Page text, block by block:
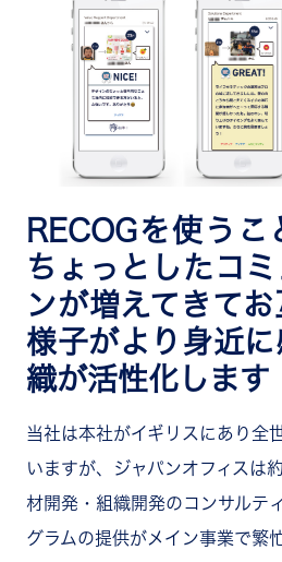
RECOGを使うこ
ちょっとしたコ
ンが増えてきて
様子がより身近
織が活性化します
当社は本社がイギリスにあり全
いますが、ジャパンオフィスは
材開発・組織開発のコンサルテ
グラムの提供がメイン事業で繁